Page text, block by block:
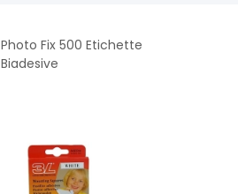
Photo Fix 500 Etichette
Biadesive